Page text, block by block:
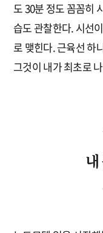
도 30분 정도 꼼꼼히
습도 관찰한다. 시선
로 맺힌다. 근육선 하
그것이 내가 최초로